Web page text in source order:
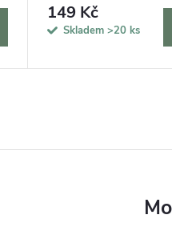
149 Kč
Skladem >20 ks